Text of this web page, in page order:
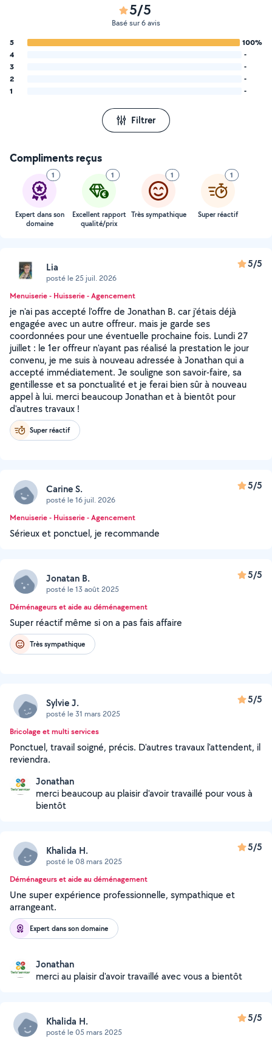
5/5
Basé sur 6 avis
5
100%
4
-
3
-
2
-
1
-
Filtrer
Compliments reçus
1
Expert dans son
domaine
1
Excellent rapport
qualité/prix
1
Très sympathique
1
Super réactif
Lia
posté le 25 juil. 2026
5/5
Menuiserie - Huisserie - Agencement
je n'ai pas accepté l'offre de Jonathan B. car j'étais déjà
engagée avec un autre offreur. mais je garde ses
coordonnées pour une éventuelle prochaine fois. Lundi 27
juillet : le 1er offreur n'ayant pas réalisé la prestation le jour
convenu, je me suis à nouveau adressée à Jonathan qui a
accepté immédiatement. Je souligne son savoir-faire, sa
gentillesse et sa ponctualité et je ferai bien sûr à nouveau
appel à lui. merci beaucoup Jonathan et à bientôt pour
d'autres travaux !
Super réactif
Carine S.
posté le 16 juil. 2026
5/5
Menuiserie - Huisserie - Agencement
Sérieux et ponctuel, je recommande
Jonatan B.
posté le 13 août 2025
5/5
Déménageurs et aide au déménagement
Super réactif même si on a pas fais affaire
Très sympathique
Sylvie J.
posté le 31 mars 2025
5/5
Bricolage et multi services
Ponctuel, travail soigné, précis. D'autres travaux l'attendent, il
reviendra.
Jonathan
merci beaucoup au plaisir d'avoir travaillé pour vous à
bientôt
Khalida H.
posté le 08 mars 2025
5/5
Déménageurs et aide au déménagement
Une super expérience professionnelle, sympathique et
arrangeant.
Expert dans son domaine
Jonathan
merci au plaisir d'avoir travaillé avec vous a bientôt
Khalida H.
posté le 05 mars 2025
5/5